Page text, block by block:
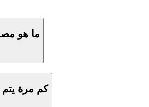
ما هو
كم مرة يتم